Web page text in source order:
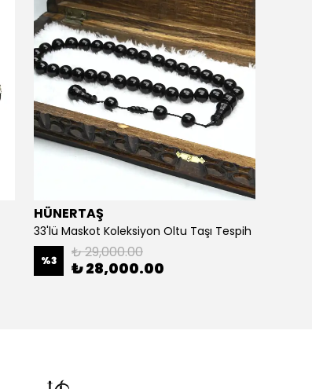
HÜNERTAŞ
33'lü Maskot Koleksiyon Oltu Taşı Tespih
%3 ₺ 29,000.00
₺ 28,000.00